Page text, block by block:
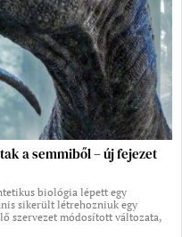
a semmiből – új fejezet
biológia lépett egy
sikerült létrehozniuk egy
szervezet módosított változata,